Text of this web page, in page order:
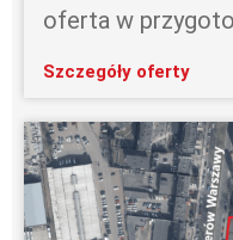
oferta w
Szczegóły oferty